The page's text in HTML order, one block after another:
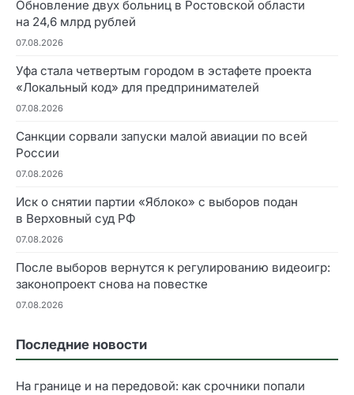
Обновление двух больниц в Ростовской области
на 24,6 млрд рублей
07.08.2026
Уфа стала четвертым городом в эстафете проекта
«Локальный код» для предпринимателей
07.08.2026
Санкции сорвали запуски малой авиации по всей
России
07.08.2026
Иск о снятии партии «Яблоко» с выборов подан
в Верховный суд РФ
07.08.2026
После выборов вернутся к регулированию видеоигр:
законопроект снова на повестке
07.08.2026
Последние новости
На границе и на передовой: как срочники попали